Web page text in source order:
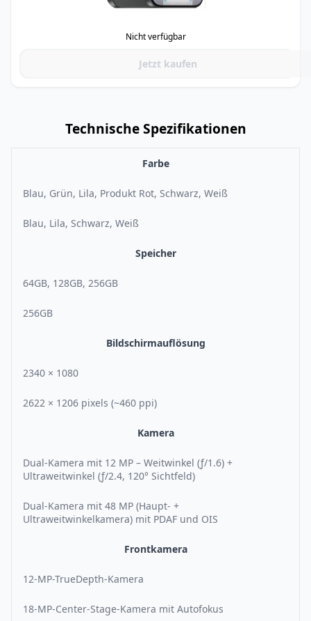
Nicht verfügbar
Jetzt kaufen
Technische Spezifikationen
Farbe
Blau, Grün, Lila, Produkt Rot, Schwarz, Weiß
Blau, Lila, Schwarz, Weiß
Speicher
64GB, 128GB, 256GB
256GB
Bildschirmauflösung
2340 × 1080
2622 × 1206 pixels (~460 ppi)
Kamera
Dual-Kamera mit 12 MP – Weitwinkel (ƒ/1.6) +
Ultraweitwinkel (ƒ/2.4, 120° Sichtfeld)
Dual-Kamera mit 48 MP (Haupt- +
Ultraweitwinkelkamera) mit PDAF und OIS
Frontkamera
12-MP-TrueDepth-Kamera
18-MP-Center-Stage-Kamera mit Autofokus